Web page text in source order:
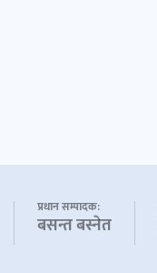
प्रधान सम्पादक:
बसन्त बस्नेत